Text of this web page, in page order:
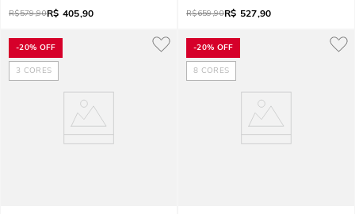
R$579,90R$ 405,90 R$659,90R$ 527,90
-20% OFF
3 CORES
-20% OFF
8 CORES